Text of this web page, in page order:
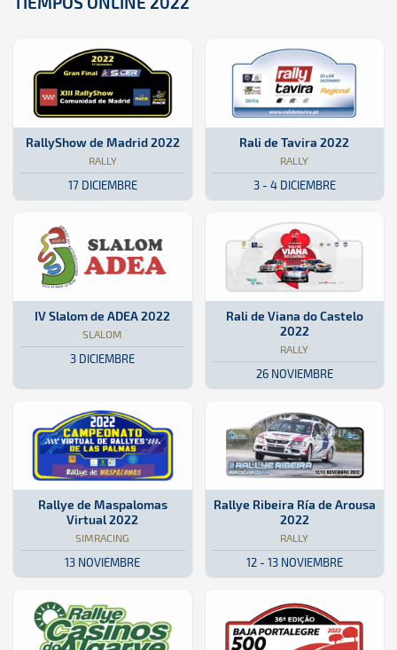
RallyShow de Madrid 2022
RALLY
17 DICIEMBRE
Rally · RallyShow de Madrid 2022: Aquí podrás encontrar toda
Madrid Madrid Rali de Tavira 2022
RALLY
3 - 4 DICIEMBRE
Rally · Rali de Tavira 2022:
Portugal Portugal
IV Slalom de ADEA 2022
SLALOM
3 DICIEMBRE
Slalom · IV Slalom de ADEA 2022: Aquí podrás encontrar toda
Isla de La PalmaIsla de La Palma
Rali de Viana do Castelo
2022
RALLY
26 NOVIEMBRE
Rally · Rali de Viana do
PortugalPortugal
Rallye de Maspalomas
Virtual 2022
SIMRACING
13 NOVIEMBRE
SimRacing · Rallye de Maspalomas Virtual 2022: Aquí podrás
OnlineOnline
Rallye Ribeira Ría de Arousa
2022
RALLY
12 - 13 NOVIEMBRE
Rally · Rallye Ribeira Ría de
Galicia Galicia